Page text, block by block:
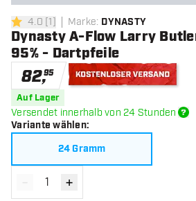
4 Bewertungssterne
4.0 [1] Marke: DYNASTY
Dynasty A-Flow Larry
95% - Dartpfeile
82,95
Auf Lager
Versendet innerhalb von 24 Stunden
Variante wählen:
24 Gramm
Menge verringern
- Menge erhöhen
+